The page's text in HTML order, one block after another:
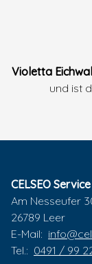
Violetta
und ist
CELSEO
Am Nesseufer
26789 Leer
E-Mail:
Tel.: 0491 / 99